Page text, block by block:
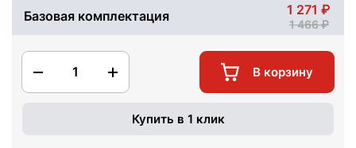
Базовая комплектация 1 271
1 466
1 В корзину
Купить в 1 клик